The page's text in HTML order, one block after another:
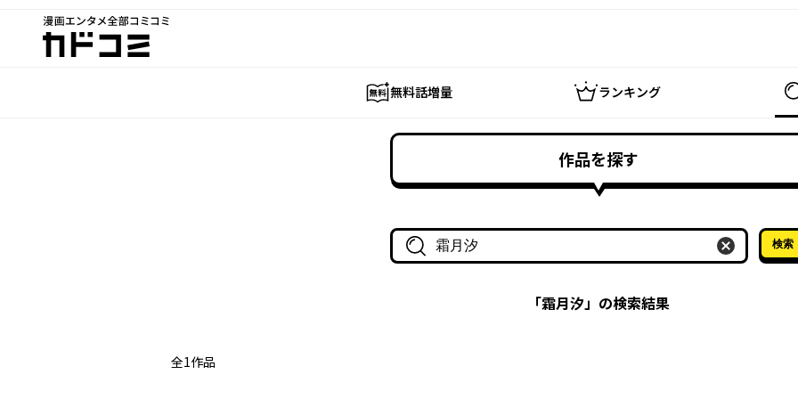
漫画エンタメ全部コミコミ
カドコミ
無料話増量 ランキング
作品を探す
作品名・作家名で探す
検索
「霜月汐」の検索結果
全1作品